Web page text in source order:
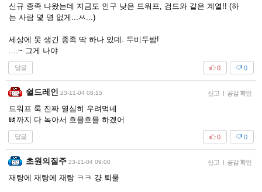
신규 종족 나왔는데 지금도 인구 낮은 드워프, 검드와 같은 계열!! (하
는 사람 몇 명 없게...ㅆ...)
세상에 못 생긴 종족 딱 하나 있데. 두비두밤!
....~ 그게 나야
답글 0
0
쉴드레인 23-11-04 08:15 신고 | 공감 확인
드워프 룩 진짜 열심히 우려먹네
뼈까지 다 녹아서 흐믈흐믈 하겠어
답글 0
0
초원의질주 23-11-04 09:00 신고 | 공감 확인
재탕에 재탕에 재탕 ㅋㅋ 걍 퇴물